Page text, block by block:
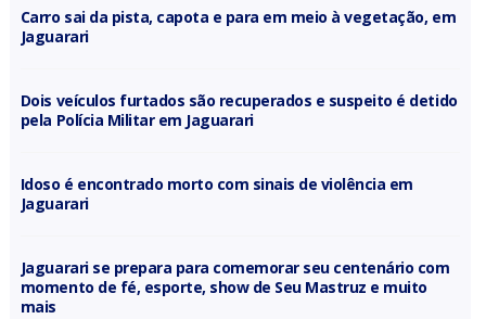
Carro sai da pista, capota e para em meio à vegetação, em
Jaguarari
Dois veículos furtados são recuperados e suspeito é detido
pela Polícia Militar em Jaguarari
Idoso é encontrado morto com sinais de violência em
Jaguarari
Jaguarari se prepara para comemorar seu centenário com
momento de fé, esporte, show de Seu Mastruz e muito
mais